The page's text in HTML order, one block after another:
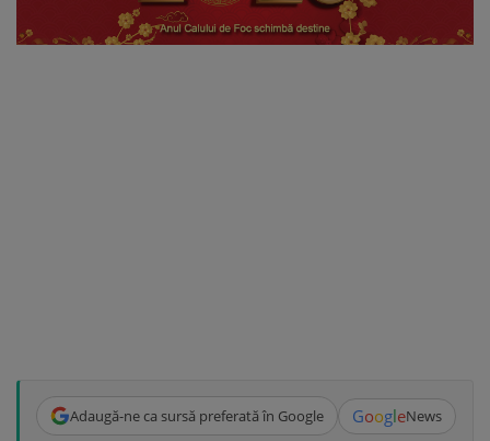
Adaugă-ne ca sursă preferată în Google GoogleNews